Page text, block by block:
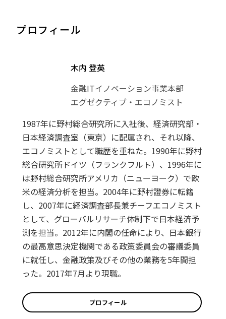
プロフィール
木内 登英
金融ITイノベーション事業本部
エグゼクティブ・エコノミスト
1987年に野村総合研究所に入社後、経済研究部・
日本経済調査室（東京）に配属され、それ以降、
エコノミストとして職歴を重ねた。1990年に野村
総合研究所ドイツ（フランクフルト）、1996年に
は野村総合研究所アメリカ（ニューヨーク）で欧
米の経済分析を担当。2004年に野村證券に転籍
し、2007年に経済調査部長兼チーフエコノミスト
として、グローバルリサーチ体制下で日本経済予
測を担当。2012年に内閣の任命により、日本銀行
の最高意思決定機関である政策委員会の審議委員
に就任し、金融政策及びその他の業務を5年間担
った。2017年7月より現職。
プロフィール